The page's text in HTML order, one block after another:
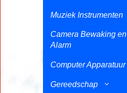
Muziek Instrumenten
Camera Bewaking en
Alarm
Computer Apparatuur
Gereedschap